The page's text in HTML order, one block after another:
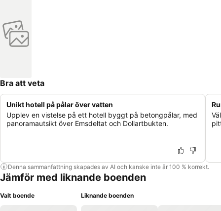
Bra att veta
Unikt hotell på pålar över vatten
Upplev en vistelse på ett hotell byggt på betongpålar, med
panoramautsikt över Emsdeltat och Dollartbukten.
Denna sammanfattning skapades av AI och kanske inte är 100 % korrekt.
Jämför med liknande boenden
Valt boende Liknande boenden